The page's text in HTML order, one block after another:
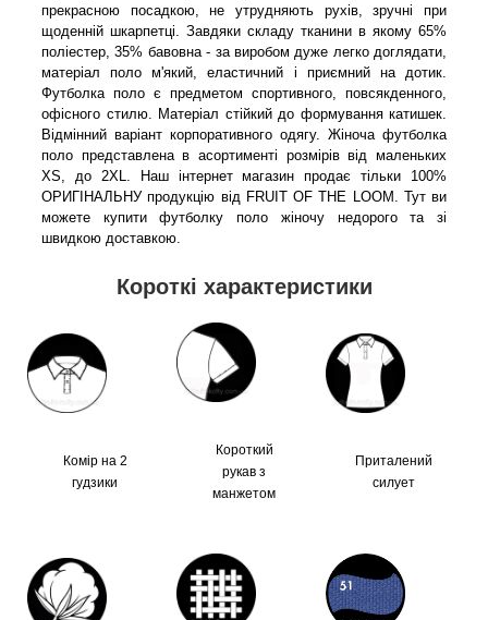
прекрасною посадкою, не утрудняють рухів, зручні при
щоденній шкарпетці. Завдяки складу тканини в якому 65%
поліестер, 35% бавовна - за виробом дуже легко доглядати,
матеріал поло м'який, еластичний і приємний на дотик.
Футболка поло є предметом спортивного, повсякденного,
офісного стилю. Матеріал стійкий до формування катишек.
Відмінний варіант корпоративного одягу. Жіноча футболка
поло представлена в асортименті розмірів від маленьких
XS, до 2XL. Наш інтернет магазин продає тільки 100%
ОРИГІНАЛЬНУ продукцію від FRUIT OF THE LOOM. Тут ви
можете купити футболку поло жіночу недорого та зі
швидкою доставкою.
Короткі характеристики
Комір на 2
гудзики
Короткий
рукав з
манжетом
Приталений
силует